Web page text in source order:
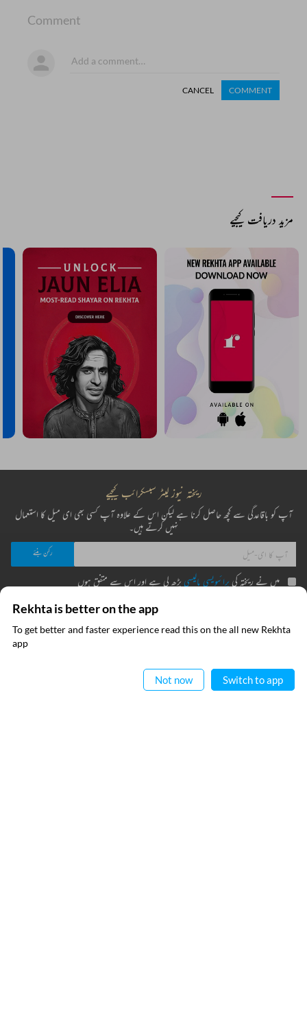
Comment
CANCEL COMMENT
مزید دریافت کیجیے
ریختہ نیوز لیٹر سبسکرائب کیجیے
آپ کو باقاعدگی سے کچھ حاصل کرنا ہے لیکن اس کے علاوہ آپ کسی بھی ای میل کا استعمال
نہیں کرتے ہیں۔
میں نے ریختہ کی پرائیویسی پالیسی پڑھ لی ہے اور اس سے متفق ہوں
فوری رابطے
عطیہ
فرہنگ قافیہ
معلومات
ریختہ فاؤنڈیشن
بانی : تعارف
Rekhta is better on the app
To get better and faster experience read this on the all new Rekhta
app
Not now Switch to app